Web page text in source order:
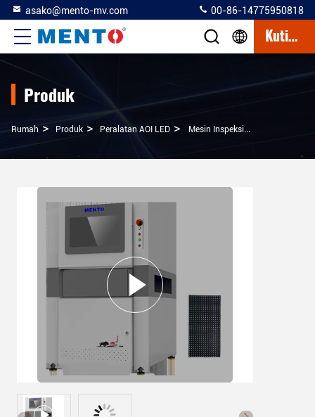
asako@mento-mv.com 00-86-14775950818
Kutipan
Produk
Rumah > Produk > Peralatan AOI LED > Mesin Inspeksi Wafer LED AOI 3D Solder Paste 60Hz